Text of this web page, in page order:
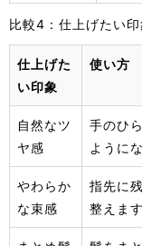
比較4：仕上げたい
仕上げた
い印象
使い方
自然なツ
ヤ感
手のひ
ように
やわらか
な束感
指先に
整えます